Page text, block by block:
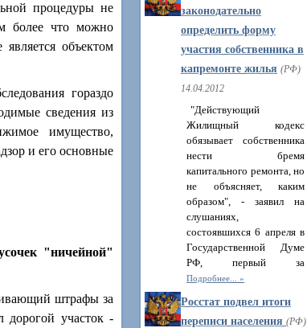
процедуры не
более что можно
объектом
гораздо
сведения из
имущество,
и его основные
"ничейной"
штрафы за
дорогой участок -
законодательно
определить форму
участия собственника в
капремонте жилья (РФ)
14.04.2012
"Действующий
Жилищный кодекс
обязывает собственника
нести бремя
капитального ремонта, но
не объясняет, каким
образом", - заявил на
слушаниях,
состоявшихся 6 апреля в
Государственной Думе
РФ, первый за
Подробнее...
Росстат подвел итоги
переписи населения (РФ)